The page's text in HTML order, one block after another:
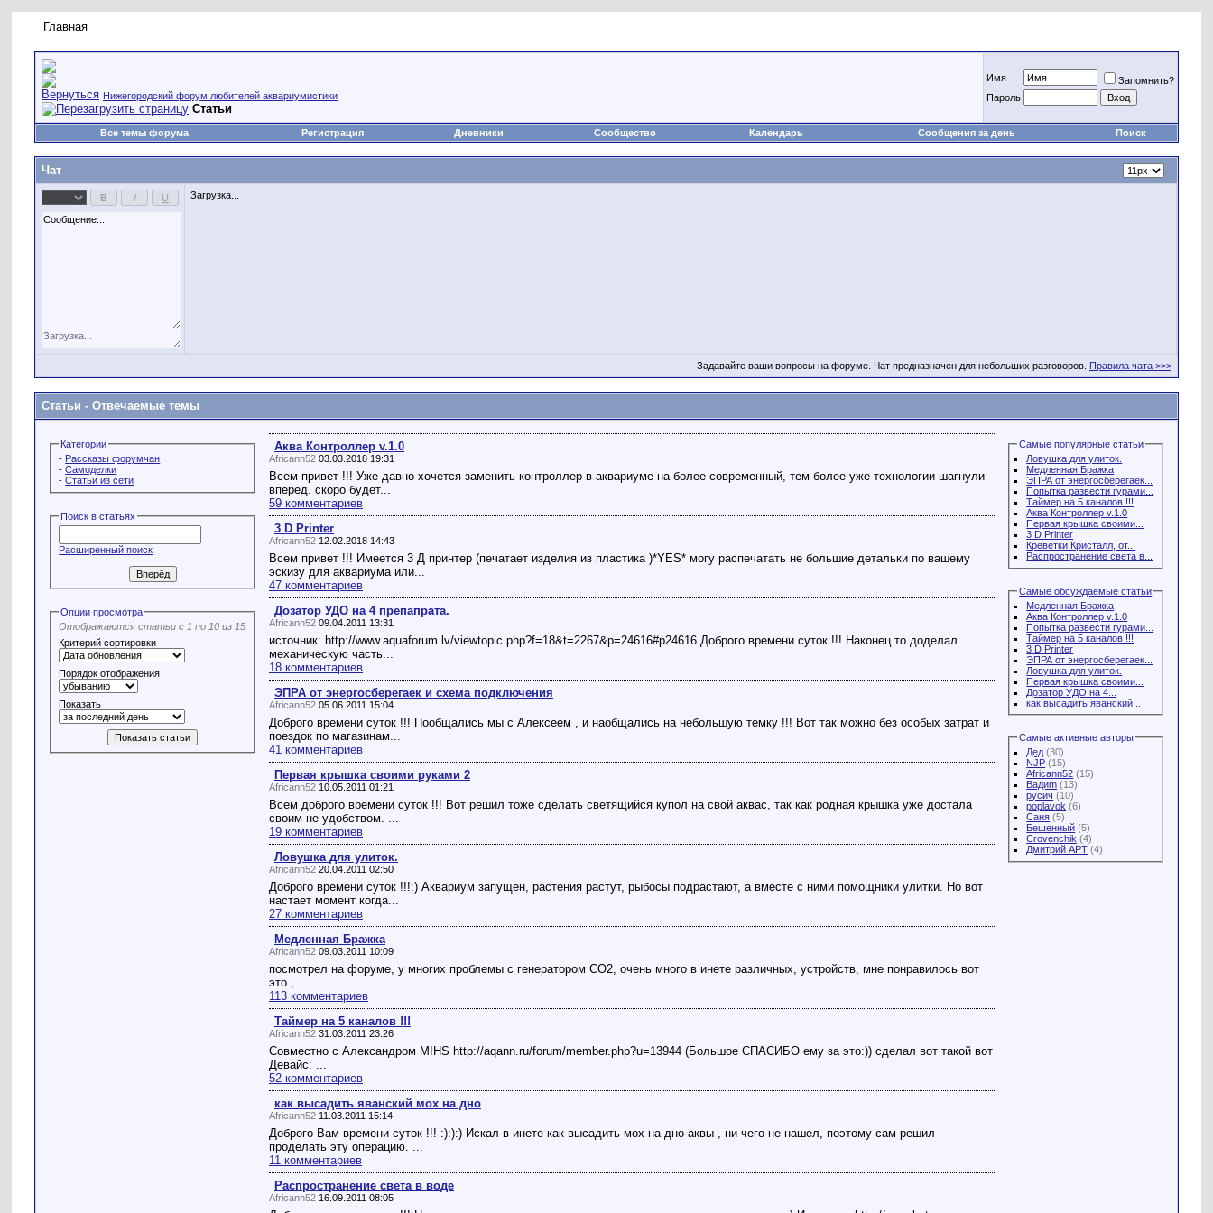
Главная
Нижегородский форум любителей аквариумистики
Статьи
Имя
Запомнить?
Пароль
Все темы форума Регистрация Дневники Сообщество Календарь Сообщения за день Поиск
Чат
Загрузка...
Задавайте ваши вопросы на форуме. Чат предназначен для небольших разговоров. Правила чата >>>
Статьи - Отвечаемые темы
Категории
- Рассказы форумчан
-Самоделки
-Статьи из сети
Поиск в статьях
Расширенный поиск
Опции просмотра
Отображаются статьи с 1 по 10 из 15
Критерий сортировки
Порядок отображения
Показать
Аква Контроллер v.1.0
Africann52 03.03.2018 19:31
Всем привет !!! Уже давно хочется заменить контроллер в аквариуме на более современный, тем более уже технологии шагнули
вперед. скоро будет...
59 комментариев
3 D Printer
Africann52 12.02.2018 14:43
Всем привет !!! Имеется 3 Д принтер (печатает изделия из пластика )*YES* могу распечатать не большие детальки по вашему
эскизу для аквариума или...
47 комментариев
Дозатор УДО на 4 препапрата.
Africann52 09.04.2011 13:31
источник: http://www.aquaforum.lv/viewtopic.php?f=18&t=2267&p=24616#p24616 Доброго времени суток !!! Наконец то доделал
механическую часть...
18 комментариев
ЭПРА от энергосберегаек и схема подключения
Africann52 05.06.2011 15:04
Доброго времени суток !!! Пообщались мы с Алексеем , и наобщались на небольшую темку !!! Вот так можно без особых затрат и
поездок по магазинам...
41 комментариев
Первая крышка своими руками 2
Africann52 10.05.2011 01:21
Всем доброго времени суток !!! Вот решил тоже сделать светящийся купол на свой аквас, так как родная крышка уже достала
своим не удобством. ...
19 комментариев
Ловушка для улиток.
Africann52 20.04.2011 02:50
Доброго времени суток !!!:) Аквариум запущен, растения растут, рыбосы подрастают, а вместе с ними помощники улитки. Но вот
настает момент когда...
27 комментариев
Медленная Бражка
Africann52 09.03.2011 10:09
посмотрел на форуме, у многих проблемы с генератором СО2, очень много в инете различных, устройств, мне понравилось вот
это ,...
113 комментариев
Таймер на 5 каналов !!!
Africann52 31.03.2011 23:26
Совместно с Александром MIHS http://aqann.ru/forum/member.php?u=13944 (Большое СПАСИБО ему за это:)) сделал вот такой вот
Девайс: ...
52 комментариев
как высадить яванский мох на дно
Africann52 11.03.2011 15:14
Доброго Вам времени суток !!! :):):) Искал в инете как высадить мох на дно аквы , ни чего не нашел, поэтому сам решил
проделать эту операцию. ...
11 комментариев
Распространение света в воде
Africann52 16.09.2011 08:05
Самые популярные статьи
Ловушка для улиток.
Медленная Бражка
ЭПРА от энергосберегаек...
Попытка развести гурами...
Таймер на 5 каналов !!!
Аква Контроллер v.1.0
Первая крышка своими...
3 D Printer
Креветки Кристалл, от...
Распространение света в...
Самые обсуждаемые статьи
Медленная Бражка
Аква Контроллер v.1.0
Попытка развести гурами...
Таймер на 5 каналов !!!
3 D Printer
ЭПРА от энергосберегаек...
Ловушка для улиток.
Первая крышка своими...
Дозатор УДО на 4...
как высадить яванский...
Самые активные авторы
Дед (30)
NJP (15)
Africann52 (15)
Вадиm (13)
русич (10)
poplavok (6)
Саня (5)
Бешенный (5)
Crovenchik (4)
Дмитрий АРТ (4)